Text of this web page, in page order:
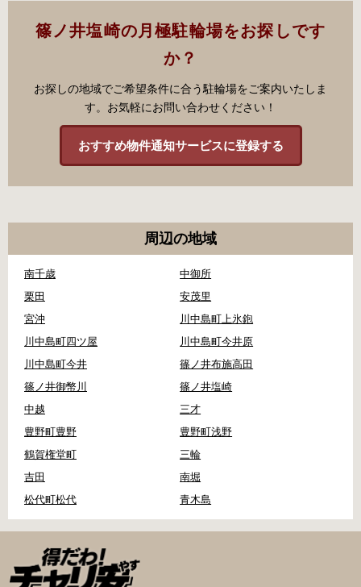
篠ノ井塩崎の月極駐輪場をお探しです
か？
お探しの地域でご希望条件に合う駐輪場をご案内いたしま
す。お気軽にお問い合わせください！
おすすめ物件通知サービスに登録する
周辺の地域
南千歳
中御所
栗田
安茂里
宮沖
川中島町上氷鉋
川中島町四ツ屋
川中島町今井原
川中島町今井
篠ノ井布施高田
篠ノ井御幣川
篠ノ井塩崎
中越
三才
豊野町豊野
豊野町浅野
鶴賀権堂町
三輪
吉田
南堀
松代町松代
青木島